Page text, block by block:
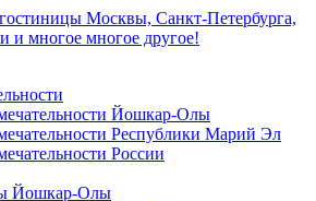
Йошкар-Олы
Республики Марий Эл
России
Йошкар-Олы